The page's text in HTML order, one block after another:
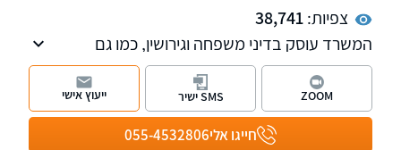
צפיות:38,741
המשרד עוסק בדיני משפחה וגירושין, כמו גם
בחדלות פירעון-פשיטת רגל. המשרד יצר תקדימים
משפטיים בתחום המשפחה והמשמורת
חייגו אלי055-4532806
ZOOM SMS ישיר ייעוץ אישי